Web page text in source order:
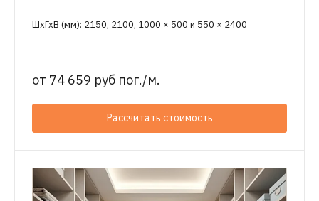
ШхГхВ (мм): 2150, 2100, 1000 × 500 и 550 × 2400
от 74 659 руб пог./м.
Рассчитать стоимость